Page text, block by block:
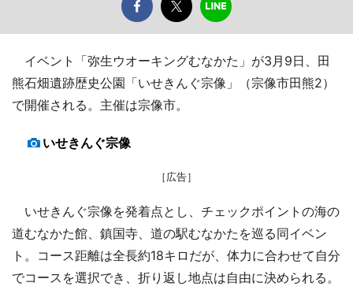
イベント「弥生ウオーキングむなかた」が3月9日、田
熊石畑遺跡歴史公園「いせきんぐ宗像」（宗像市田熊2）
で開催される。主催は宗像市。
いせきんぐ宗像
［広告］
いせきんぐ宗像を発着点とし、チェックポイントの海の
道むなかた館、鎮国寺、道の駅むなかたを巡る同イベン
ト。コース距離は全長約18キロだが、体力に合わせて自分
でコースを選択でき、折り返し地点は自由に決められる。